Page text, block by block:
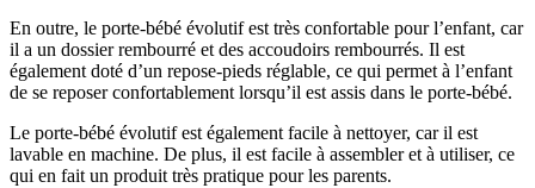
En outre, le porte-bébé évolutif est très confortable pour l’enfant, car
il a un dossier rembourré et des accoudoirs rembourrés. Il est
également doté d’un repose-pieds réglable, ce qui permet à l’enfant
de se reposer confortablement lorsqu’il est assis dans le porte-bébé.
Le porte-bébé évolutif est également facile à nettoyer, car il est
lavable en machine. De plus, il est facile à assembler et à utiliser, ce
qui en fait un produit très pratique pour les parents.